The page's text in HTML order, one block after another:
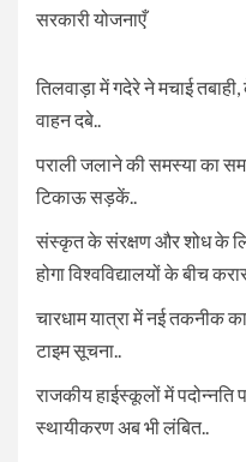
सरकारी योजनाएँ
तिलवाड़ा में गदेरे ने मचाई
वाहन दबे..
पराली जलाने की समस्या का
टिकाऊ सड़कें..
संस्कृत के संरक्षण और शोध के
होगा विश्वविद्यालयों के बीच
चारधाम यात्रा में नई तकनीक
टाइम सूचना..
राजकीय हाईस्कूलों में पदोन्नति
स्थायीकरण अब भी लंबित..